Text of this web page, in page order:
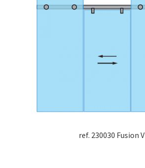
ref. 230030 Fusion V